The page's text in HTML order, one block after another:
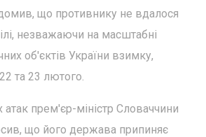
що противнику не вдалося
незважаючи на масштабні
об'єктів України взимку,
та 23 лютого.
атак прем'єр-міністр Словаччини
що його держава припиняє